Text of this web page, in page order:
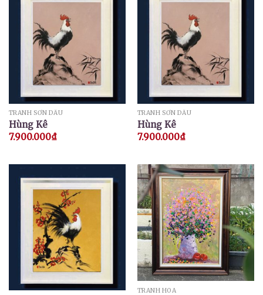
TRANH SƠN DẦU
Hùng Kê
7.900.000₫
TRANH SƠN DẦU
Hùng Kê
7.900.000₫
TRANH HOA